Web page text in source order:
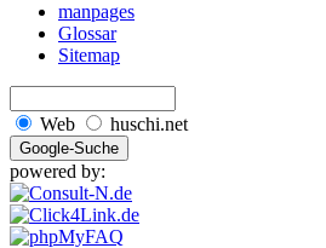
manpages
Glossar
Sitemap
Web huschi.net
powered by: